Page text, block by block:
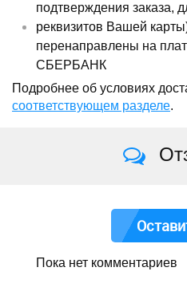
подтверждения заказа,
реквизитов Вашей
перенаправлены на
СБЕРБАНК
Подробнее об условиях
соответствующем разделе.
Пока нет комментариев